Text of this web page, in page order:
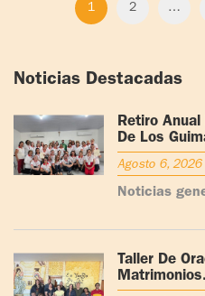
1 2 …
Noticias Destacadas
Retiro Anual
Agosto 6, 2026
Noticias
Taller De
Matrimonios.